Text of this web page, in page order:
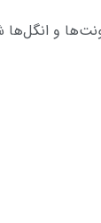
و انگل‌ها